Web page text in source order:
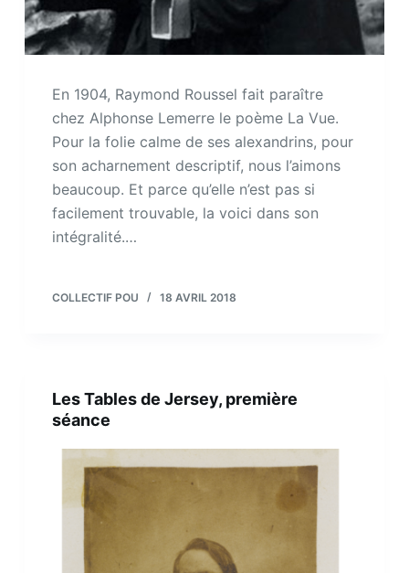
En 1904, Raymond Roussel fait paraître
chez Alphonse Lemerre le poème La Vue.
Pour la folie calme de ses alexandrins, pour
son acharnement descriptif, nous l’aimons
beaucoup. Et parce qu’elle n’est pas si
facilement trouvable, la voici dans son
intégralité.…
COLLECTIF POU 18 AVRIL 2018
Les Tables de Jersey, première
séance